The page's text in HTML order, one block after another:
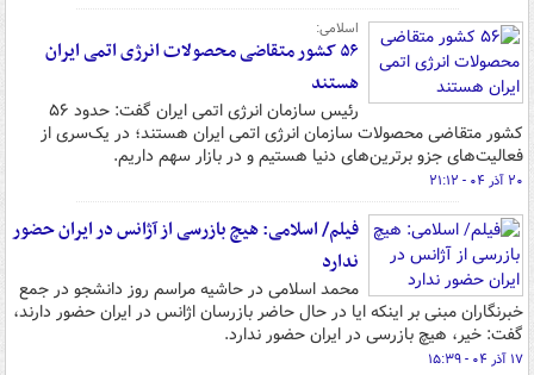
اسلامی:
۵۶ کشور متقاضی محصولات انرژی اتمی ایران
هستند
رئیس سازمان انرژی اتمی ایران گفت: حدود ۵۶
کشور متقاضی محصولات سازمان انرژی اتمی ایران هستند؛ در یک‌سری از
فعالیت‌های جزو برترین‌های دنیا هستیم و در بازار سهم داریم.
۲۰ آذر ۰۴ - ۲۱:۱۲
فیلم/ اسلامی: هیچ بازرسی از آژانس در ایران حضور
ندارد
محمد اسلامی در حاشیه مراسم روز دانشجو در جمع
خبرنگاران مبنی بر اینکه ایا در حال حاضر بازرسان اژانس در ایران حضور دارند،
گفت: خیر، هیچ بازرسی در ایران حضور ندارد.
۱۷ آذر ۰۴ - ۱۵:۳۹